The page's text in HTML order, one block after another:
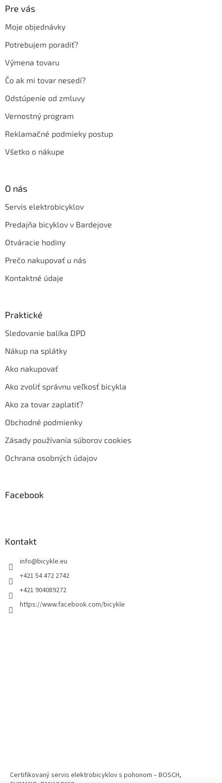
Pre vás
Moje objednávky
Potrebujem poradiť?
Výmena tovaru
Čo ak mi tovar nesedí?
Odstúpenie od zmluvy
Vernostný program
Reklamačné podmieky postup
Všetko o nákupe
O nás
Servis elektrobicyklov
Predajňa bicyklov v Bardejove
Otváracie hodiny
Prečo nakupovať u nás
Kontaktné údaje
Praktické
Sledovanie balíka DPD
Nákup na splátky
Ako nakupovať
Ako zvoliť správnu veľkosť bicykla
Ako za tovar zaplatiť?
Obchodné podmienky
Zásady používania súborov cookies
Ochrana osobných údajov
Facebook
Kontakt
info@bicykle.eu
+421 54 472 2742
+421 904089272
https://www.facebook.com/bicykle
Certifikovaný servis elektrobicyklov s pohonom – BOSCH,